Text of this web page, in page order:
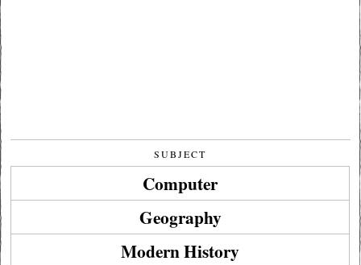
SUBJECT
Computer
Geography
Modern History